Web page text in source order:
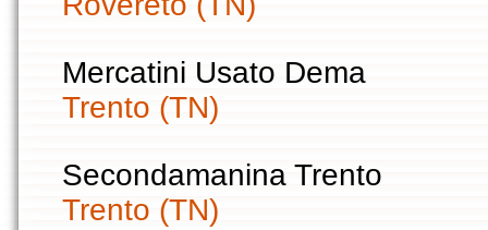
Mercatini Usato Dema
Trento (TN)
Secondamanina Trento
Trento (TN)